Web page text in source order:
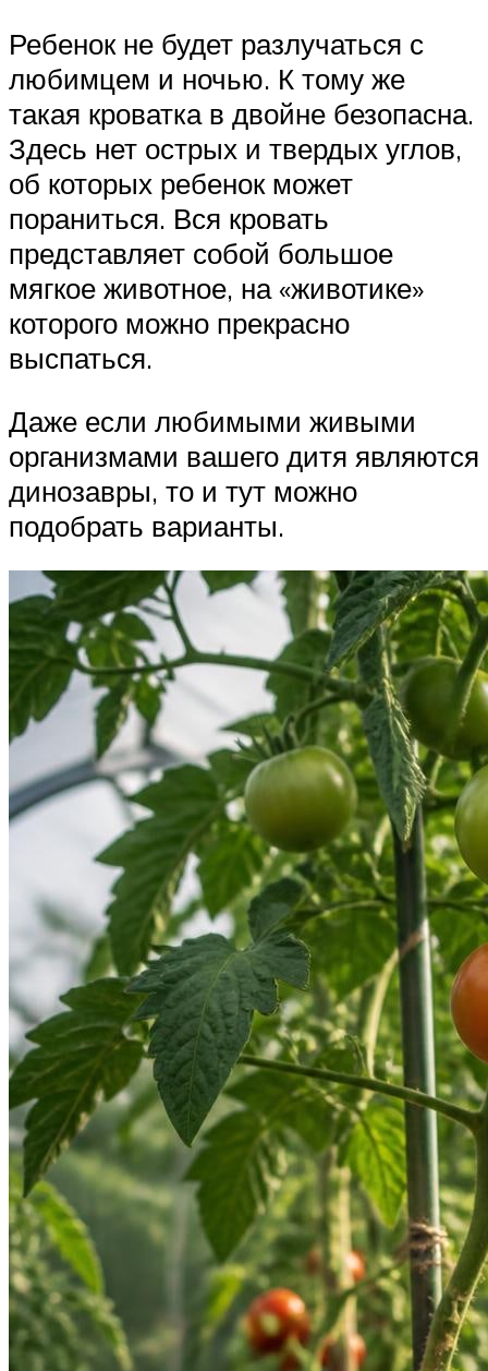
Ребенок не будет разлучаться с
любимцем и ночью. К тому же
такая кроватка в двойне безопасна.
Здесь нет острых и твердых углов,
об которых ребенок может
пораниться. Вся кровать
представляет собой большое
мягкое животное, на «животике»
которого можно прекрасно
выспаться.
Даже если любимыми живыми
организмами вашего дитя являются
динозавры, то и тут можно
подобрать варианты.